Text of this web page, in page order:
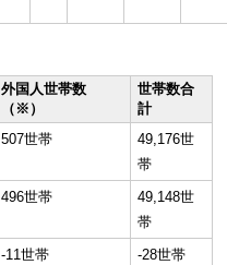
外国人世帯数
（※）
世帯数合
計
507世帯
49,176世
帯
496世帯
49,148世
帯
-11世帯 -28世帯